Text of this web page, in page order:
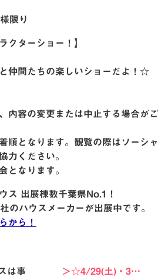
限り
クターショー！】
仲間たちの楽しいショーだよ！☆
内容の変更または中止する場合がご
順となります。観覧の際はソーシャ
力ください。
となります。
ス 出展棟数千葉県No.1！
のハウスメーカーが出展中です。
から！
は事
＞☆4/29(土)・3…